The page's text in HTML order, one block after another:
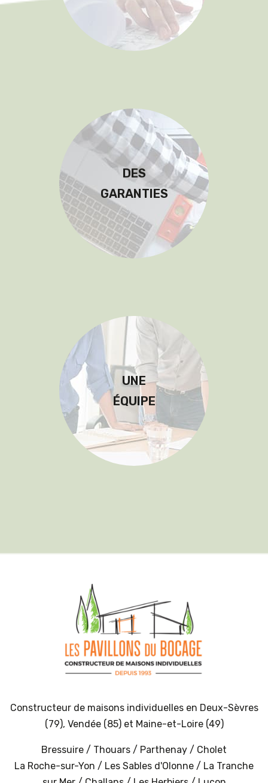
DES
GARANTIES
UNE
ÉQUIPE
Constructeur de maisons individuelles en Deux-Sèvres
(79), Vendée (85)et Maine-et-Loire (49)
Bressuire / Thouars / Parthenay / Cholet
La Roche-sur-Yon / Les Sables d'Olonne / La Tranche